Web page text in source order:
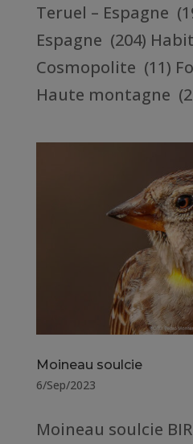
Teruel – Espagne
Espagne (204)
Cosmopolite (11)
Haute montagne
Moineau soulcie
6/Sep/2023
Moineau soulcie